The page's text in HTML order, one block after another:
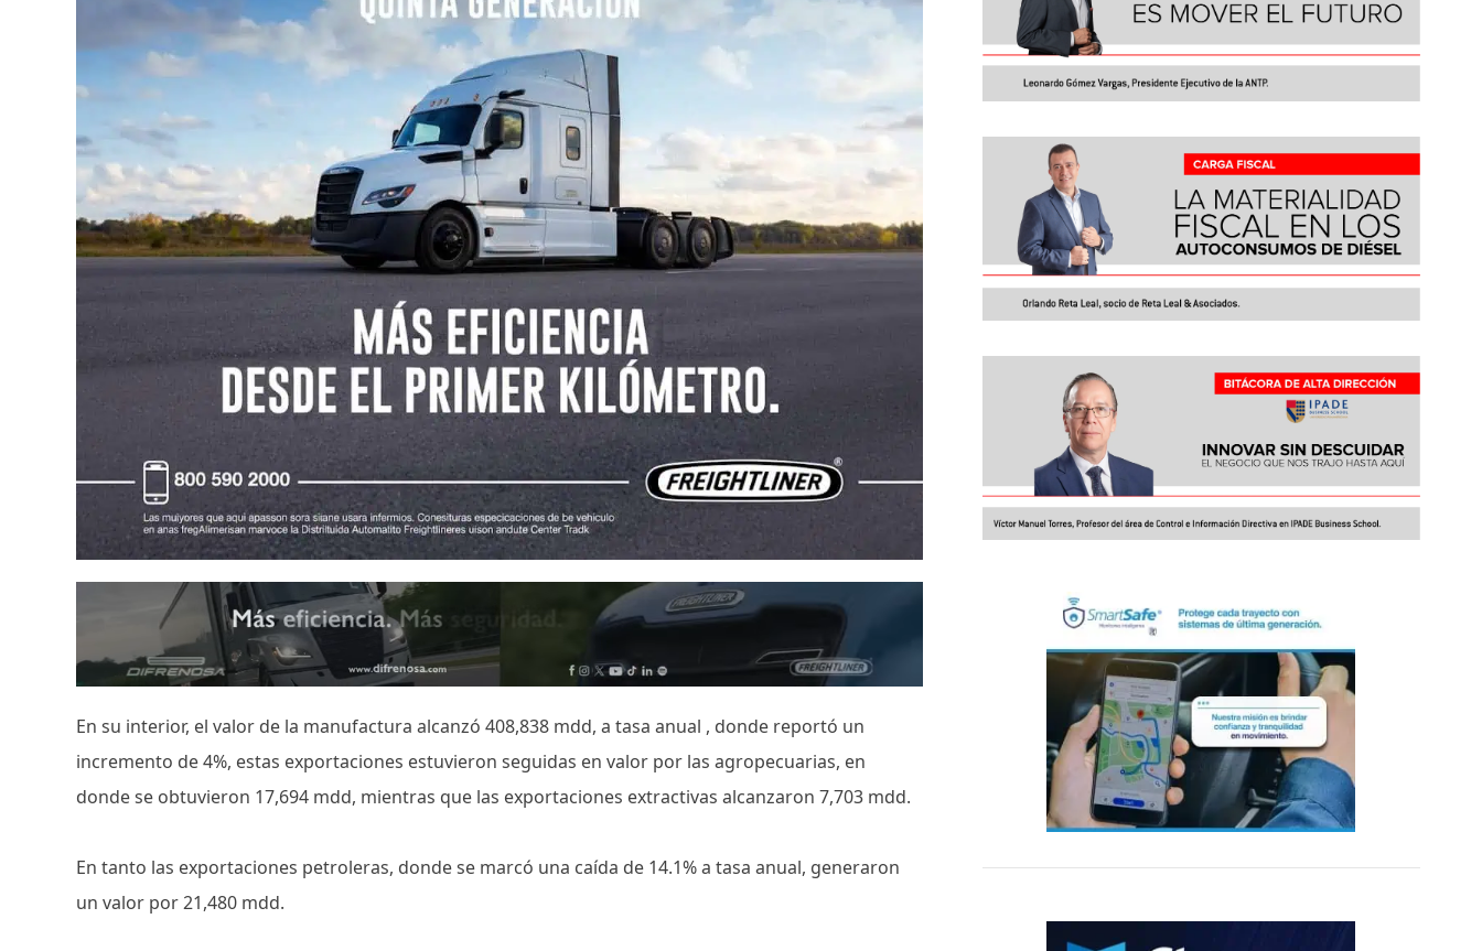
En su interior, el valor de la manufactura alcanzó 408,838 mdd, a tasa anual , donde reportó un
incremento de 4%, estas exportaciones estuvieron seguidas en valor por las agropecuarias, en
donde se obtuvieron 17,694 mdd, mientras que las exportaciones extractivas alcanzaron 7,703 mdd.
En tanto las exportaciones petroleras, donde se marcó una caída de 14.1% a tasa anual, generaron
un valor por 21,480 mdd.